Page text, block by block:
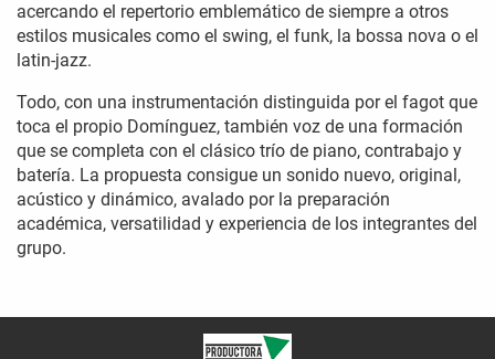
acercando el repertorio emblemático de siempre a otros
estilos musicales como el swing, el funk, la bossa nova o el
latin-jazz.
Todo, con una instrumentación distinguida por el fagot que
toca el propio Domínguez, también voz de una formación
que se completa con el clásico trío de piano, contrabajo y
batería. La propuesta consigue un sonido nuevo, original,
acústico y dinámico, avalado por la preparación
académica, versatilidad y experiencia de los integrantes del
grupo.